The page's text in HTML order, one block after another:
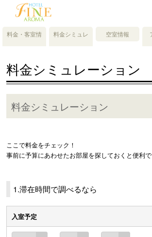
料金・客室情
料金シミュレ
空室情報
料金シミュレーション
料金シミュレーション
ここで料金をチェック！
事前に予算にあわせたお部屋を探しておくと便利で
1.滞在時間で調べるなら
入室予定